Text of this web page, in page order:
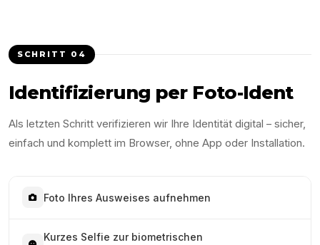
SCHRITT 04
Identifizierung per Foto-Ident
Als letzten Schritt verifizieren wir Ihre Identität digital – sicher,
einfach und komplett im Browser, ohne App oder Installation.
Foto Ihres Ausweises aufnehmen
Kurzes Selfie zur biometrischen